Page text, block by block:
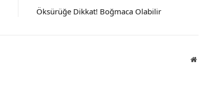
Öksürüğe Dikkat! Boğmaca Olabilir
Website